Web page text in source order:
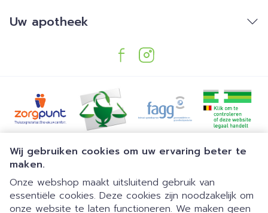
Wij gebruiken cookies om uw ervaring beter te
maken.
Onze webshop maakt uitsluitend gebruik van
essentiële cookies. Deze cookies zijn noodzakelijk om
onze website te laten functioneren. We maken geen
Uw apotheek
Juridische links